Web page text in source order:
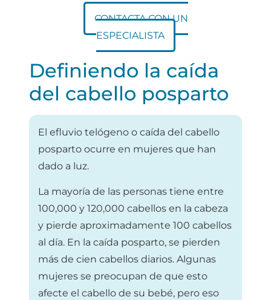
CONTACTA CON UN
ESPECIALISTA
Definiendo la caída
del cabello posparto
El efluvio telógeno o caída del cabello
posparto ocurre en mujeres que han
dado a luz.
La mayoría de las personas tiene entre
100,000 y 120,000 cabellos en la cabeza
y pierde aproximadamente 100 cabellos
al día. En la caída posparto, se pierden
más de cien cabellos diarios. Algunas
mujeres se preocupan de que esto
afecte el cabello de su bebé, pero eso